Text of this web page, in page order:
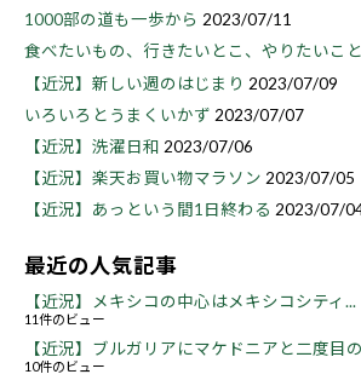
1000部の道も一歩から 2023/07/11
食べたいもの、行きたいとこ、やりたいこと
【近況】新しい週のはじまり 2023/07/09
いろいろとうまくいかず 2023/07/07
【近況】洗濯日和 2023/07/06
【近況】楽天お買い物マラソン 2023/07/05
【近況】あっという間1日終わる 2023/07/
最近の人気記事
【近況】メキシコの中心はメキシコシティ...
11件のビュー
【近況】ブルガリアにマケドニアと二度目
10件のビュー